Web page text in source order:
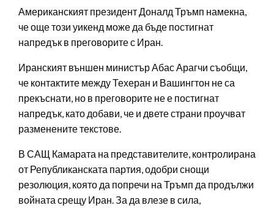
Американският президент Доналд Тръмп намекна,
че още този уикенд може да бъде постигнат
напредък в преговорите с Иран.
Иранският външен министър Абас Арагчи съобщи,
че контактите между Техеран и Вашингтон не са
прекъснати, но в преговорите не е постигнат
напредък, като добави, че и двете страни проучват
разменените текстове.
В САЩ Камарата на представителите, контролирана
от Републиканската партия, одобри снощи
резолюция, която да попречи на Тръмп да продължи
войната срещу Иран. За да влезе в сила,